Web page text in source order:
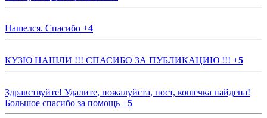
Нашелся. Спасибо +4
КУЗЮ НАШЛИ !!! СПАСИБО ЗА ПУБЛИКАЦИЮ !!! +5
Здравствуйте! Удалите, пожалуйста, пост, кошечка найдена!
Большое спасибо за помощь +5